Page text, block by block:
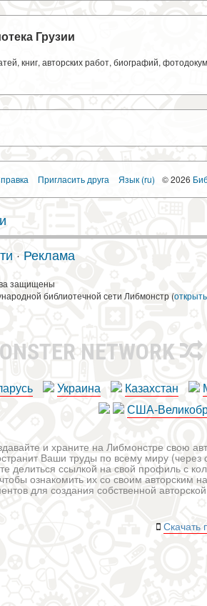
Грузии
книг, авторских работ, биографий,
Пригласить друга Язык (ru) © 2026
· Реклама
защищены
библиотечной сети Либмонстр (
NETWORK
Украина Казахстан
США-
и храните на Либмонстре свою
Ваши труды по всему миру
делиться ссылкой на свой профиль с
ознакомить их со своим авторским
для создания собственной
Скачать